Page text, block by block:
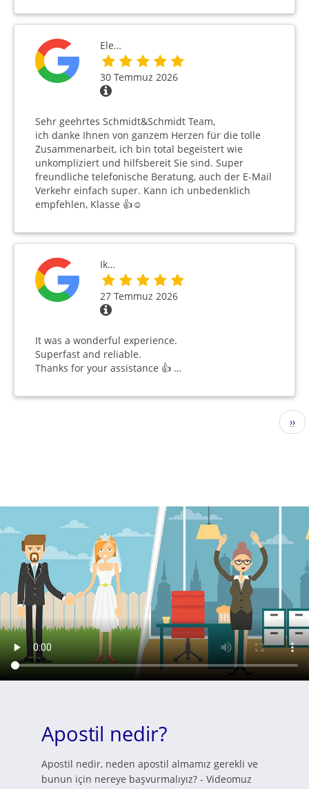
Ele…
30 Temmuz 2026
Sehr geehrtes Schmidt&Schmidt Team,
ich danke Ihnen von ganzem Herzen für die tolle
Zusammenarbeit, ich bin total begeistert wie
unkompliziert und hilfsbereit Sie sind. Super
freundliche telefonische Beratung, auch der E-Mail
Verkehr einfach super. Kann ich unbedenklich
empfehlen, Klasse 👍☺️
Ik…
27 Temmuz 2026
It was a wonderful experience.
Superfast and reliable.
Thanks for your assistance 👍 …
››
Apostil nedir?
Apostil nedir, neden apostil almamız gerekli ve
bunun için nereye başvurmalıyız? - Videomuz